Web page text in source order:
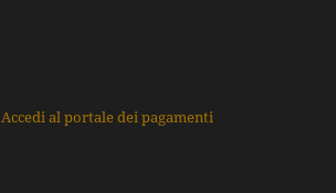
Accedi al portale dei pagamenti